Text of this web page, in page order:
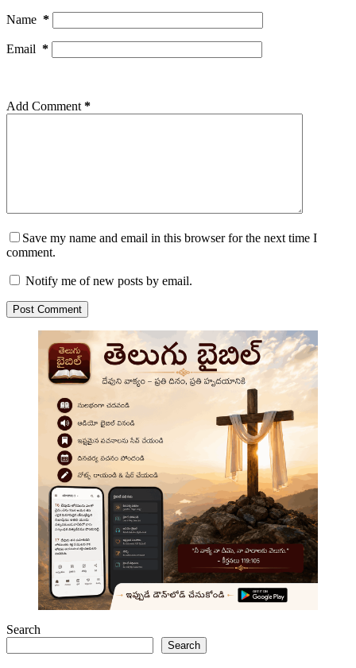
Name *
Email *
Add Comment *
Save my name and email in this browser for the next time I
comment.
Notify me of new posts by email.
Post Comment
Search
Search